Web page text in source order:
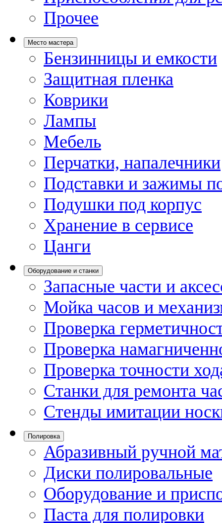
Прочее
Место мастера
Бензинницы и емкости
Защитная пленка
Коврики
Лампы
Мебель
Перчатки, напалечники
Подставки и зажимы
Подушки под корпус
Хранение в сервисе
Цанги
Оборудование и станки
Запасные части и
Мойка часов и
Проверка
Проверка
Проверка точности
Станки для ремонта
Стенды имитации
Полировка
Абразивный ручной
Диски полировальные
Оборудование и
Паста для полировки